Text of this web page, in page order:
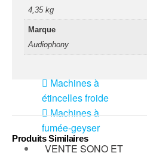
Machines à
brouillard
Machines à
confetti
Machines à
étincelles froide
Machines à
fumée-geyser
VENTE SONO ET
4,35 kg
Marque
Audiophony
Produits Similaires